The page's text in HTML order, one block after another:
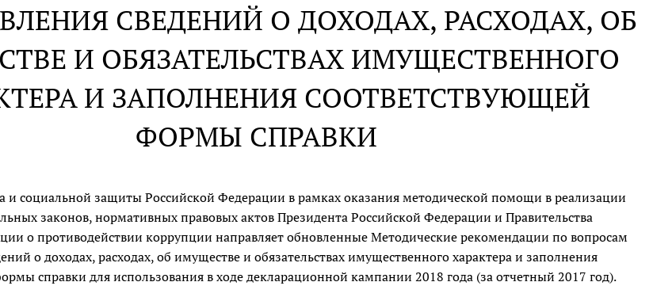
СВЕДЕНИЙ О ДОХОДАХ, РАСХОДАХ, ОБ
И ОБЯЗАТЕЛЬСТВАХ ИМУЩЕСТВЕННОГО
И ЗАПОЛНЕНИЯ СООТВЕТСТВУЮЩЕЙ
ФОРМЫ СПРАВКИ
и социальной защиты Российской Федерации в рамках оказания методической помощи в реализации
законов, нормативных правовых актов Президента Российской Федерации и Правительства
о противодействии коррупции направляет обновленные Методические рекомендации по вопросам
о доходах, расходах, об имуществе и обязательствах имущественного характера и заполнения
справки для использования в ходе декларационной кампании 2018 года (за отчетный 2017 год).